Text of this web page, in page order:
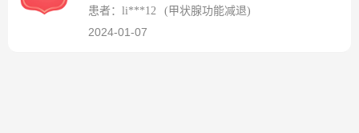
患者：li***12
(甲状腺功能减退)
2024-01-07